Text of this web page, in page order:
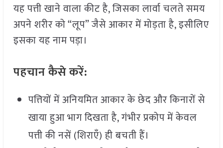
यह पत्ती खाने वाला कीट है, जिसका लार्वा चलते समय
अपने शरीर को “लूप” जैसे आकार में मोड़ता है, इसीलिए
इसका यह नाम पड़ा।
पहचानकैसेकरें:
पत्तियों में अनियमित आकार के छेद और किनारों से
खाया हुआ भाग दिखता है, गंभीर प्रकोप में केवल
पत्ती की नसें (शिराएँ) ही बचती हैं।